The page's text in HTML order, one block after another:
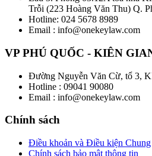
Trỗi (223 Hoàng Văn Thu) Q.
Hotline: 024 5678 8989
Email : info@onekeylaw.com
VP PHÚ QUỐC - KIÊN
Đường Nguyễn Văn Cừ, tổ 3,
Hotline : 09041 90080
Email : info@onekeylaw.com
Chính sách
Điều khoản và Điều kiện Chung
Chính sách bảo mật thông tin